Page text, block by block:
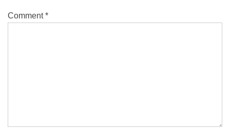
Comment*